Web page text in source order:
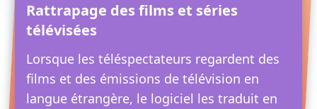
Rattrapage des films et séries
télévisées
Lorsque les téléspectateurs regardent des
films et des émissions de télévision en
langue étrangère, le logiciel les traduit en